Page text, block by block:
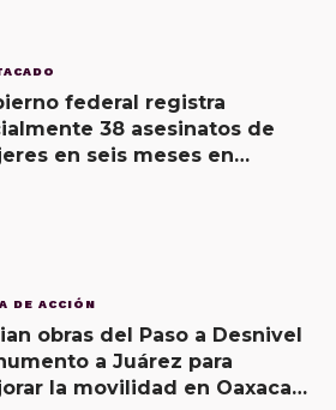
federal registra
38 asesinatos de
en seis meses en
DE ACCIÓN
obras del Paso a Desnivel
a Juárez para
la movilidad en Oaxaca